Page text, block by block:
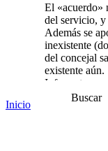
El «acuerdo»
del servicio, y
Además se
inexistente
del concejal
existente aún.
Informate y
https://
Inicio
Buscar